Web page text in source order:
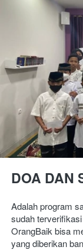
DOA DAN
Adalah program
sudah
OrangBaik bisa
yang diberikan